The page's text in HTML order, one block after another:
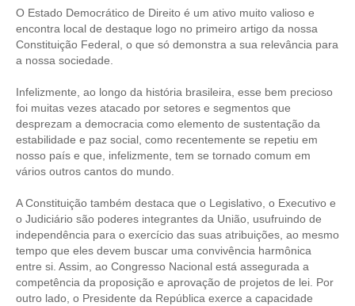
TRANSPARÊNCIA
JURÍDICO
ACORDOS, CONVENÇÕES E DISSÍDIOS
CONTRIBUIÇÕES
CONTRIBUIÇÃO ASSISTENCIAL
CONTRIBUIÇÃO ASSOCIATIVA OU ANUIDADE DE SÓCIO
CONTRIBUIÇÃO SINDICAL URBANA
REVISÃO DE APOSENTADORIA
FGTS EXPURGOS
O Estado Democrático de Direito é um ativo muito valioso e
encontra local de destaque logo no primeiro artigo da nossa
Constituição Federal, o que só demonstra a sua relevância para
a nossa sociedade.
Infelizmente, ao longo da história brasileira, esse bem precioso
foi muitas vezes atacado por setores e segmentos que
desprezam a democracia como elemento de sustentação da
estabilidade e paz social, como recentemente se repetiu em
nosso país e que, infelizmente, tem se tornado comum em
vários outros cantos do mundo.
A Constituição também destaca que o Legislativo, o Executivo e
o Judiciário são poderes integrantes da União, usufruindo de
independência para o exercício das suas atribuições, ao mesmo
tempo que eles devem buscar uma convivência harmônica
entre si. Assim, ao Congresso Nacional está assegurada a
competência da proposição e aprovação de projetos de lei. Por
outro lado, o Presidente da República exerce a capacidade